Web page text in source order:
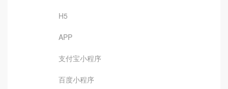
H5
APP
支付宝小程序
百度小程序